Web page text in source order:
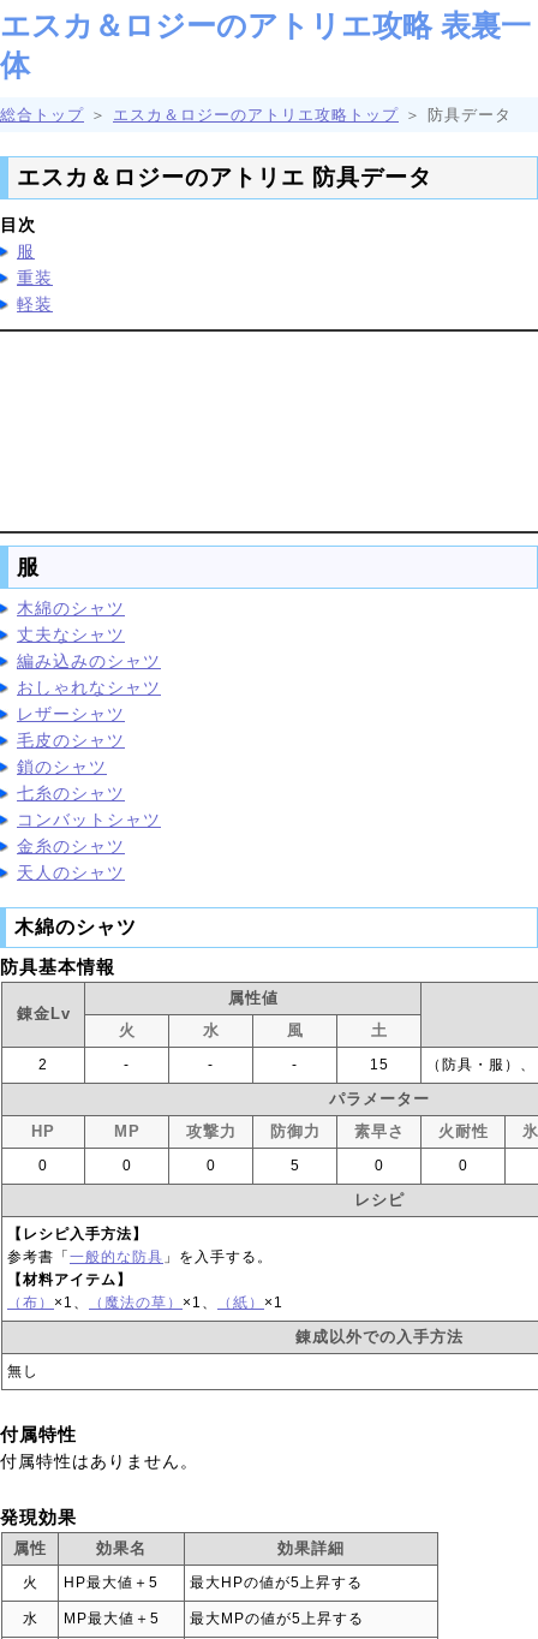
エスカ＆ロジーのアトリエ攻略 表裏一
体
総合トップ ＞ エスカ＆ロジーのアトリエ攻略トップ ＞ 防具データ
エスカ＆ロジーのアトリエ 防具データ
目次
服
重装
軽装
服
木綿のシャツ
丈夫なシャツ
編み込みのシャツ
おしゃれなシャツ
レザーシャツ
毛皮のシャツ
鎖のシャツ
七糸のシャツ
コンバットシャツ
金糸のシャツ
天人のシャツ
木綿のシャツ
防具基本情報
錬金Lv
属性値
火
水 風 土
2 ‐ ‐ ‐ 15 （防具・服）
パラメーター
HP
MP 攻撃力 防御力 素早さ 火耐性
0 0 0 5 0 0
レシピ
【レシピ入手方法】
参考書「 一般的な防具 」を入手する。
【材料アイテム】
（布） ×1、 （魔法の草） ×1、 （紙） ×1
錬成以外での入手方法
無し
付属特性
付属特性はありません。
発現効果
属性 効果名 効果詳細
火 HP最大値＋5 最大HPの値が5上昇する
水 MP最大値＋5 最大MPの値が5上昇する